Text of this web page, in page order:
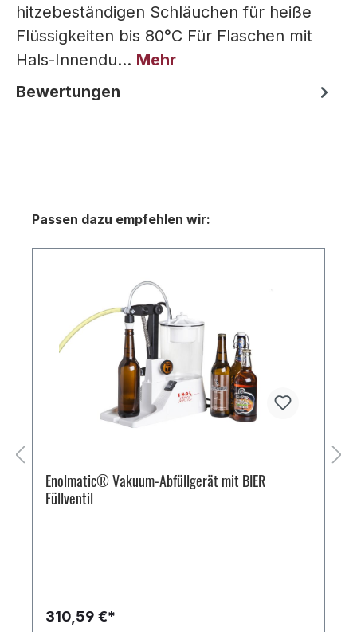
hitzebeständigen Schläuchen für heiße
Flüssigkeiten bis 80°C Für Flaschen mit
Hals-Innendu… Mehr
Bewertungen
Produktgalerie überspringen
Passen dazu empfehlen wir:
Enolmatic® Vakuum-Abfüllgerät mit BIER
Füllventil
310,59 €*